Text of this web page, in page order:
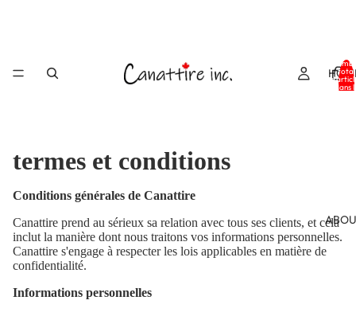
total
dans
termes et conditions
Conditions générales de Canattire
Canattire prend au sérieux sa relation avec tous ses clients, et cela
inclut la manière dont nous traitons vos informations personnelles.
Canattire s'engage à respecter les lois applicables en matière de
confidentialité.
Informations personnelles